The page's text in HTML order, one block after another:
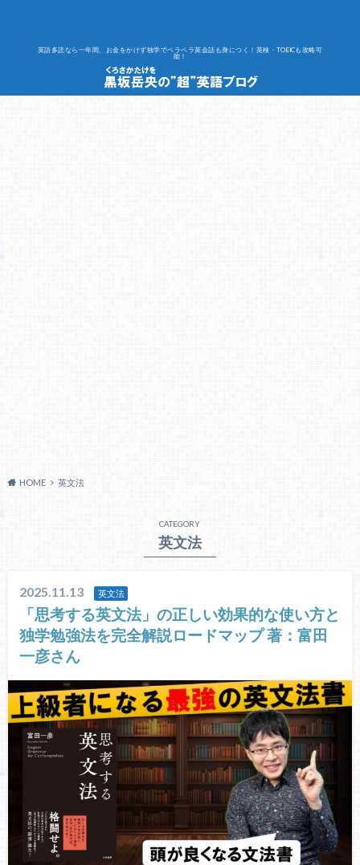
英語多読なら一年間、お金をかけず独学でペラペラ英会話も身につく！英検・TOEICも攻略可
能！
HOME 英文法
CATEGORY
英文法
2025.11.13 英文法
「思考する英文法」の正しい効果的な使い方と
独学勉強法を完全解説ロードマップ 著：富田
一彦さん